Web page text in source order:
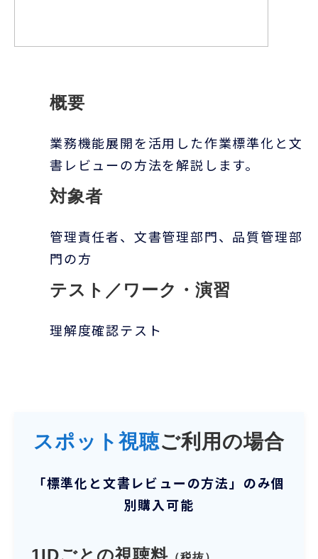
概要
業務機能展開を活用した作業標準化と文
書レビューの方法を解説します。
対象者
管理責任者、文書管理部門、品質管理部
門の方
テスト／ワーク・演習
理解度確認テスト
スポット視聴ご利用の場合
「標準化と文書レビューの方法 」のみ個
別購入可能
1IDごとの視聴料